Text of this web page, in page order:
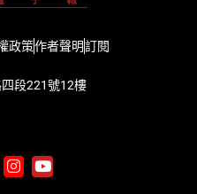
政策作者聲明訂閱
段221號12樓